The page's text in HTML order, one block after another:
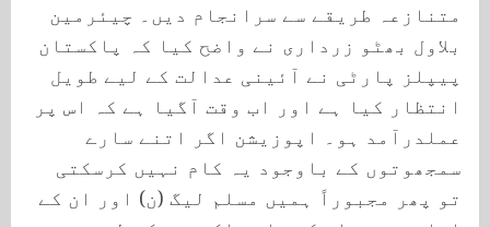
متنازعہ طریقے سے سرانجام دیں۔ چیئرمین
بلاول بھٹو زرداری نے واضح کیا کہ پاکستان
پیپلز پارٹی نے آئینی عدالت کے لیے طویل
انتظار کیا ہے اور اب وقت آگیا ہے کہ اس پر
عملدرآمد ہو۔ اپوزیشن اگر اتنے سارے
سمجھوتوں کے باوجود یہ کام نہیں کرسکتی
تو پھر مجبوراً ہمیں مسلم لیگ (ن) اور ان کے